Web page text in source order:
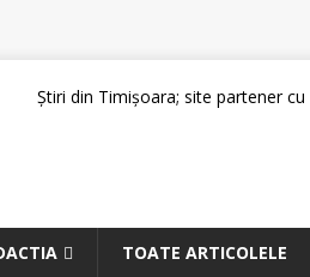
Știri din Timișoara; site partener cu
TOATE ARTICOLELE